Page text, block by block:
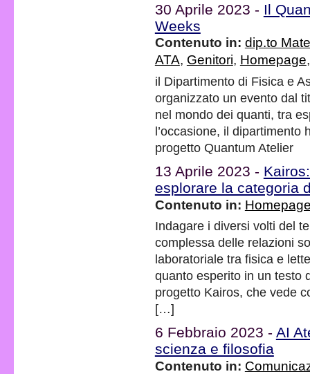
30 Aprile 2023 - Il
Weeks
Contenuto in: dip.to
ATA, Genitori, Homepage
il Dipartimento di Fisica e
organizzato un evento dal
nel mondo dei quanti, tra
l’occasione, il
progetto Quantum Atelier
13 Aprile 2023 -
esplorare la categoria
Contenuto in:
Indagare i diversi volti del
complessa delle relazioni
laboratoriale tra fisica e
quanto esperito in un testo
progetto Kairos, che vede
[…]
6 Febbraio 2023 - AI
scienza e filosofia
Contenuto in: